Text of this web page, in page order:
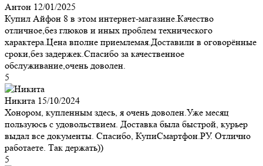
Антон 12/01/2025
Купил Айфон 8 в этом интернет-магазине.Качество
отличное,без глюков и иных проблем технического
характера.Цена вполне приемлемая.Доставили в оговорённые
сроки,без задержек.Спасибо за качественное
обслуживание,очень доволен.
5
Никита 15/10/2024
Хонором, купленным здесь, я очень доволен.Уже месяц
пользуюсь с удовольствием. Доставка была быстрой, курьер
выдал все документы. Спасибо, КупиСмартфон.РУ. Отлично
работаете. Так держать))
5